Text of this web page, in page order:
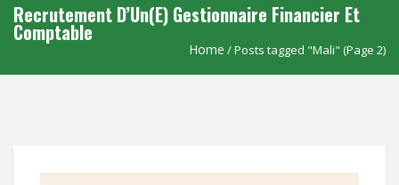
Recrutement D’Un(e) Gestionnaire Financier Et
Comptable
Home / Posts tagged "Mali" (Page 2)